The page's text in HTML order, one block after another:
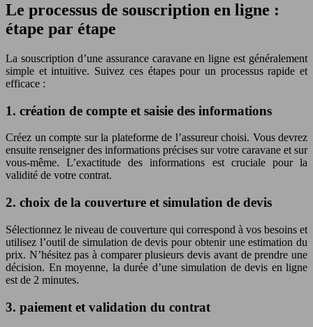
Le processus de souscription en ligne :
étape par étape
La souscription d’une assurance caravane en ligne est généralement
simple et intuitive. Suivez ces étapes pour un processus rapide et
efficace :
1. création de compte et saisie des informations
Créez un compte sur la plateforme de l’assureur choisi. Vous devrez
ensuite renseigner des informations précises sur votre caravane et sur
vous-même. L’exactitude des informations est cruciale pour la
validité de votre contrat.
2. choix de la couverture et simulation de devis
Sélectionnez le niveau de couverture qui correspond à vos besoins et
utilisez l’outil de simulation de devis pour obtenir une estimation du
prix. N’hésitez pas à comparer plusieurs devis avant de prendre une
décision. En moyenne, la durée d’une simulation de devis en ligne
est de 2 minutes.
3. paiement et validation du contrat